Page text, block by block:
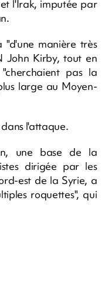
l'Irak, imputée par
"d'une manière très
John Kirby, tout en
pas la
large au Moyen-
l'attaque.
une base de la
dirigée par les
est de la Syrie, a
roquettes", qui